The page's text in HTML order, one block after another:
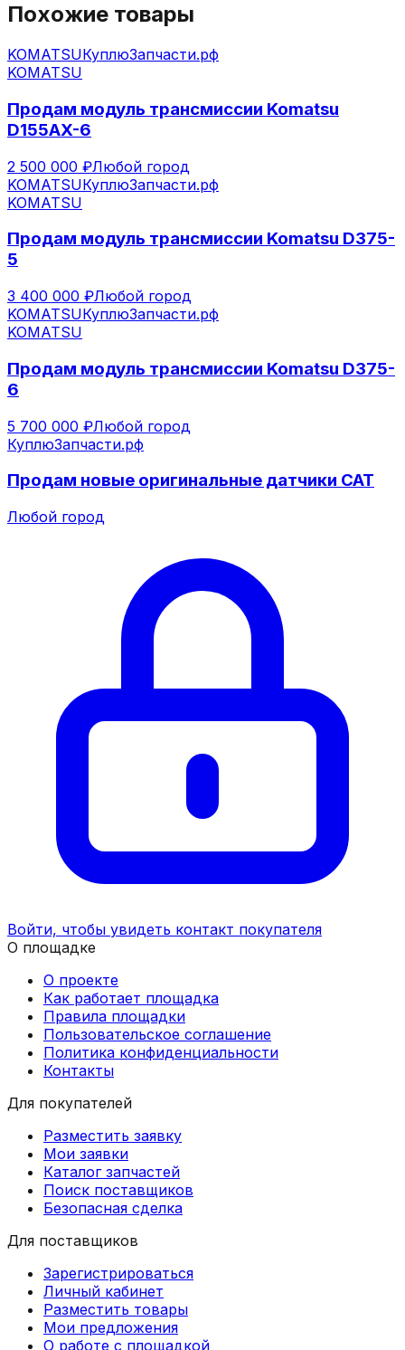
Похожие товары
KOMATSUКуплюЗапчасти.рф
KOMATSU
Продам модуль трансмиссии Komatsu
D155AX-6
2 500 000 ₽Любой город
KOMATSUКуплюЗапчасти.рф
KOMATSU
Продам модуль трансмиссии Komatsu D375-
5
3 400 000 ₽Любой город
KOMATSUКуплюЗапчасти.рф
KOMATSU
Продам модуль трансмиссии Komatsu D375-
6
5 700 000 ₽Любой город
КуплюЗапчасти.рф
Продам новые оригинальные датчики CAT
Любой город
Войти, чтобы увидеть контакт покупателя
О площадке
О проекте
Как работает площадка
Правила площадки
Пользовательское соглашение
Политика конфиденциальности
Контакты
Для покупателей
Разместить заявку
Мои заявки
Каталог запчастей
Поиск поставщиков
Безопасная сделка
Для поставщиков
Зарегистрироваться
Личный кабинет
Разместить товары
Мои предложения
О работе с площадкой